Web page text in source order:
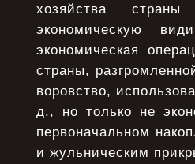
хозяйства
экономическую
экономическая
страны,
воровство,
д., но только не
первоначальном
и жульническим